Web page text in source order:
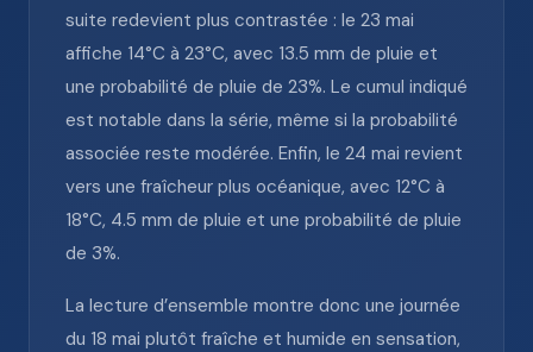
suite redevient plus contrastée : le 23 mai
affiche 14°C à 23°C, avec 13.5 mm de pluie et
une probabilité de pluie de 23%. Le cumul indiqué
est notable dans la série, même si la probabilité
associée reste modérée. Enfin, le 24 mai revient
vers une fraîcheur plus océanique, avec 12°C à
18°C, 4.5 mm de pluie et une probabilité de pluie
de 3%.
La lecture d’ensemble montre donc une journée
du 18 mai plutôt fraîche et humide en sensation,